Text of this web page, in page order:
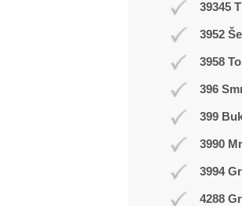
39345
3952
3958
396
399
3990
3994
4288